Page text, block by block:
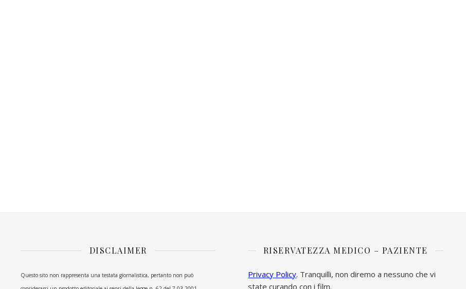
DISCLAIMER
Questo sito non rappresenta una testata giornalistica, pertanto non può
RISERVATEZZA MEDICO – PAZIENTE
Privacy Policy. Tranquilli, non diremo a nessuno che vi
state curando con i film.